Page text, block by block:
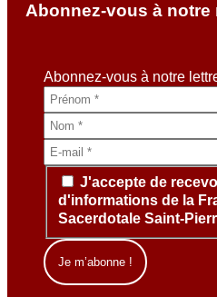
Abonnez-vous à notre
Abonnez-vous à notre
J'accepte de
d'informations de la
Sacerdotale Saint-